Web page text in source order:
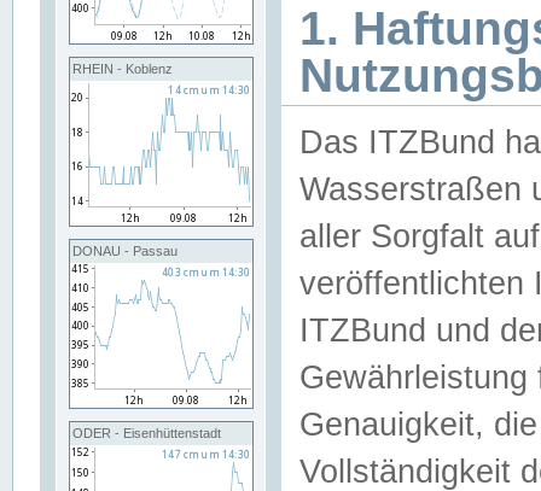
RHEIN - Koblenz
DONAU - Passau
ODER - Eisenhüttenstadt
1.
Das ITZBund
Wasserstraßen
aller Sorgfalt
veröffentlichten
ITZBund und
Genauigkeit,
Vollständigkeit